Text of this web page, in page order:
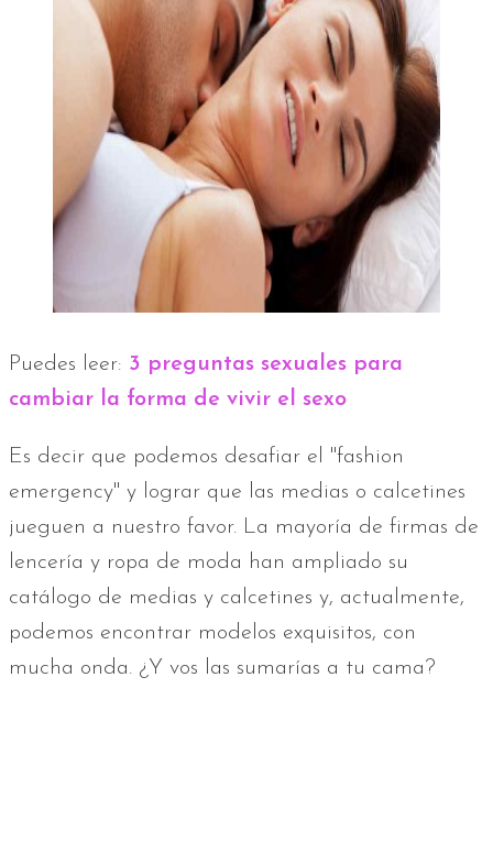
Puedes leer: 3 preguntas sexuales para
cambiar la forma de vivir el sexo
Es decir que podemos desafiar el "fashion
emergency" y lograr que las medias o calcetines
jueguen a nuestro favor. La mayoría de firmas de
lencería y ropa de moda han ampliado su
catálogo de medias y calcetines y, actualmente,
podemos encontrar modelos exquisitos, con
mucha onda. ¿Y vos las sumarías a tu cama?